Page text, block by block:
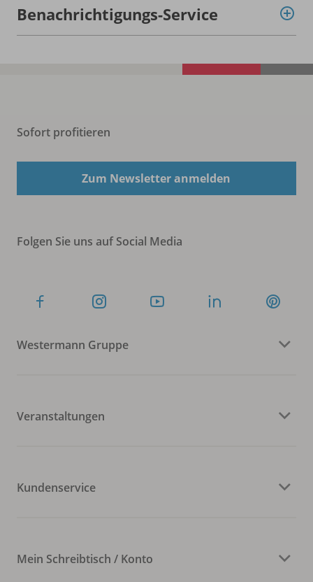
Benachrichtigungs-Service
Sofort profitieren
Zum Newsletter anmelden
Folgen Sie uns auf Social Media
Westermann Gruppe
Veranstaltungen
Kundenservice
Mein Schreibtisch / Konto